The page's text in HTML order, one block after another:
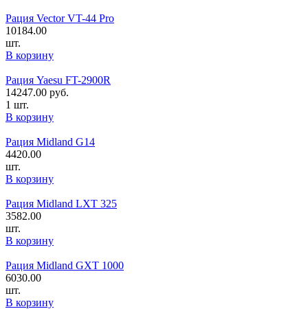
Рация Vector VT-44 Pro
10184.00
шт.
В корзину
Рация Yaesu FT-2900R
14247.00 руб.
1 шт.
В корзину
Рация Midland G14
4420.00
шт.
В корзину
Рация Midland LXT 325
3582.00
шт.
В корзину
Рация Midland GXT 1000
6030.00
шт.
В корзину